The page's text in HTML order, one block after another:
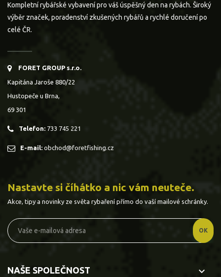
Kompletní rybářské vybavení pro váš úspěšný den na rybách. Široký
výběr značek, poradenství zkušených rybářů a rychlé doručení po
celé ČR.
FORET GROUP s.r.o.
Kapitána Jaroše 880/22
Hustopeče u Brna,
69 301
Telefon: 733 745 221
E-mail: obchod@foretfishing.cz
Nastavte si číhátko a nic vám neuteče.
Akce, tipy a novinky ze světa rybaření přímo do vaší mailové schránky.
NAŠE SPOLEČNOST keyboard_arrow_down